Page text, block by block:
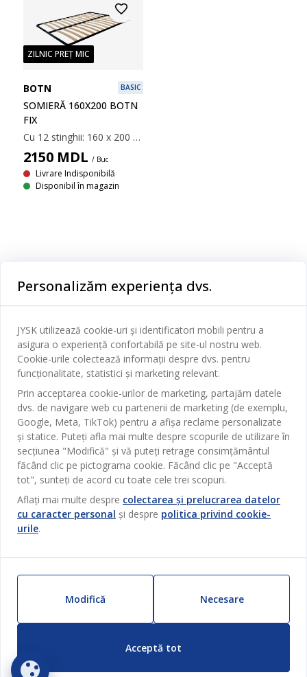
ZILNIC PREȚ MIC
BOTN BASIC
SOMIERĂ 160X200 BOTN
FIX
Cu 12 stinghii: 160 x 200 cm
2150 MDL / Buc
Livrare Indisponibilă
Disponibil în magazin
Baie
Birou
Sufragerie
Bucătărie
Depozitare
Perdele
Grădină
Pentru casă
Outlet
Produse noi
ZILNIC PREȚ MIC
Contact Relații Clienți
Magazine și program
Broșură
Termeni si conditii vânzări online
Garantia prețului
Garanția Produselor
Politica de confidentialitate
Card cadou
Livrare
Reclamații
Siguranță
JYSK
Despre JYSK
JYSK.com
Presă
Locuri de muncă
Inspirație
SEDIU CENTRAL
TAROL-DD S.R.L. str. Jubiliara, 41A mun. Chișinău, Republica
Moldova
JYSK BUSINESS TO BUSINESS
Vânzări și relații clienți persoane juridice
Telefon: 060 531 531
E-mail: jysk@jysk.md
JYSK RELAȚII CLIENȚI
Contact Relații Clienți
Telefon: 022 022 030
E-mail: support@jysk.md
Urmărește Jysk
Personalizăm experiența dvs.
JYSK utilizează cookie-uri și identificatori mobili pentru a
asigura o experiență confortabilă pe site-ul nostru web.
Cookie-urile colectează informații despre dvs. pentru
funcționalitate, statistici și marketing relevant.
Prin acceptarea cookie-urilor de marketing, partajăm datele
dvs. de navigare web cu partenerii de marketing (de exemplu,
Google, Meta, TikTok) pentru a afișa reclame personalizate
și statice. Puteți afla mai multe despre scopurile de utilizare în
secțiunea "Modifică" și vă puteți retrage consimțământul
făcând clic pe pictograma cookie. Făcând clic pe "Acceptă
tot", sunteți de acord cu toate cele trei scopuri.
Aflați mai multe despre colectarea și prelucrarea datelor
cu caracter personal și despre politica privind cookie-
urile.
Modifică Necesare
Acceptă tot